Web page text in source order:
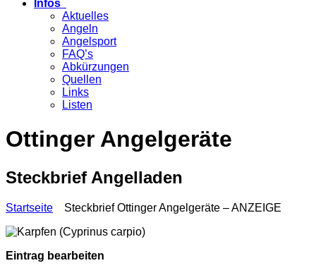
Infos
Aktuelles
Angeln
Angelsport
FAQ’s
Abkürzungen
Quellen
Links
Listen
Ottinger Angelgeräte
Steckbrief Angelladen
Startseite Steckbrief Ottinger Angelgeräte – ANZEIGE
Eintrag bearbeiten